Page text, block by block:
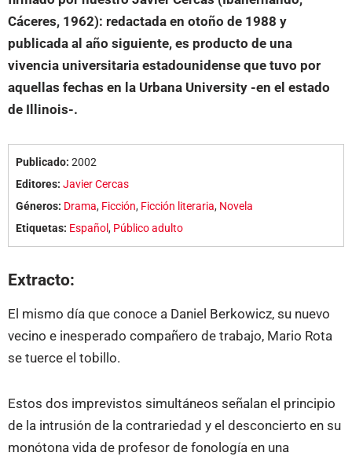
Cáceres, 1962): redactada en otoño de 1988 y
publicada al año siguiente, es producto de una
vivencia universitaria estadounidense que tuvo por
aquellas fechas en la Urbana University -en el estado
de Illinois-.
Publicado: 2002
Editores: Javier Cercas
Géneros: Drama, Ficción, Ficción literaria, Novela
Etiquetas: Español, Público adulto
Extracto:
El mismo día que conoce a Daniel Berkowicz, su nuevo
vecino e inesperado compañero de trabajo, Mario Rota
se tuerce el tobillo.
Estos dos imprevistos simultáneos señalan el principio
de la intrusión de la contrariedad y el desconcierto en su
monótona vida de profesor de fonología en una